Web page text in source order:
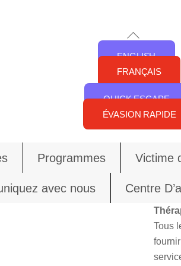
ENGLISH
FRANÇAIS
QUICK ESCAPE
ÉVASION RAPIDE
Programmes Victime
avec nous Centre
Tous
Back